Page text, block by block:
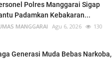
Polres Manggarai Sigap
Padamkan Kebakaran...
MANGGARAI Agu 6, 2026 130
Generasi Muda Bebas Narkoba,